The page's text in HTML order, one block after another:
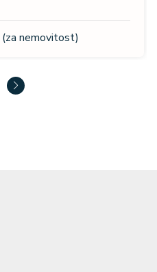
(za nemovitost)